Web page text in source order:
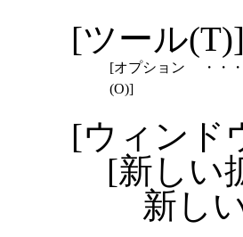
[ツール(T)]
[オプション
(O)]
・・・
[ウィンド
[新しい
新し